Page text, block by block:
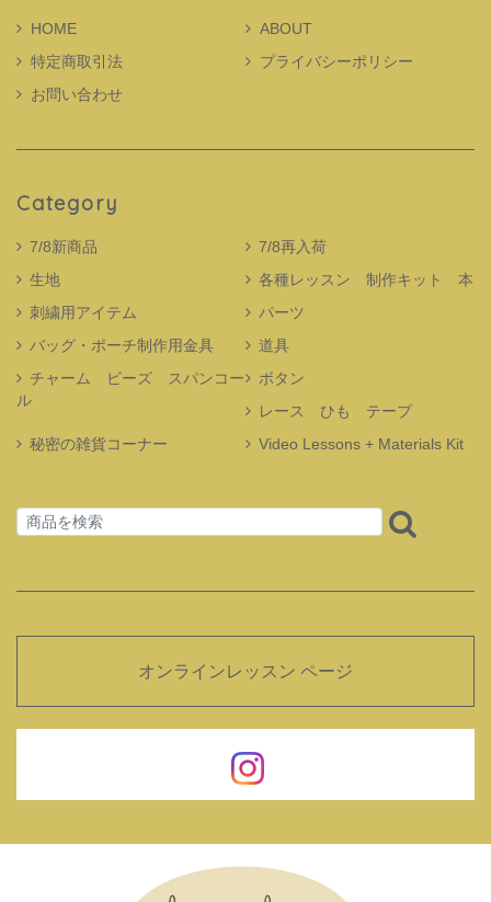
HOME
ABOUT
特定商取引法
プライバシーポリシー
お問い合わせ
Category
7/8新商品
7/8再入荷
生地
各種レッスン 制作キット 本
刺繍用アイテム
パーツ
バッグ・ポーチ制作用金具
道具
チャーム ビーズ スパンコー
ル
ボタン
レース ひも テープ
秘密の雑貨コーナー
Video Lessons + Materials Kit
オンラインレッスン ページ